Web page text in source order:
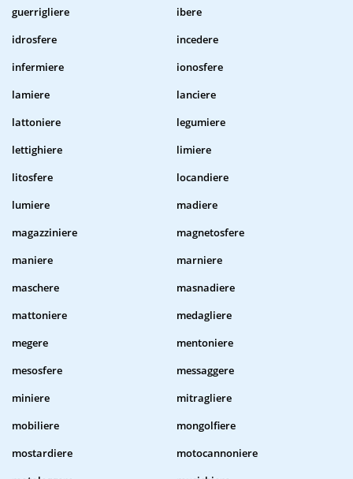
guerrigliere
ibere
idrosfere
incedere
infermiere
ionosfere
lamiere
lanciere
lattoniere
legumiere
lettighiere
limiere
litosfere
locandiere
lumiere
madiere
magazziniere
magnetosfere
maniere
marniere
maschere
masnadiere
mattoniere
medagliere
megere
mentoniere
mesosfere
messaggere
miniere
mitragliere
mobiliere
mongolfiere
mostardiere
motocannoniere